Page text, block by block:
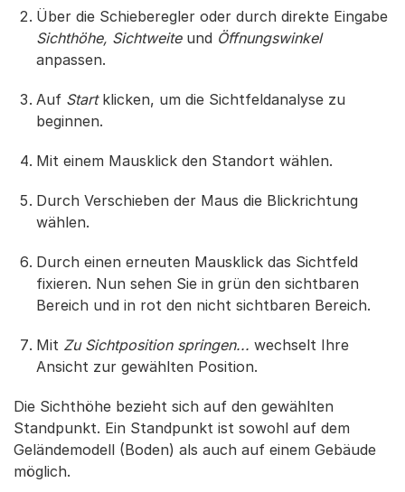
Über die Schieberegler oder durch direkte Eingabe
Sichthöhe, Sichtweiteund Öffnungswinkel
anpassen.
Auf Start klicken, um die Sichtfeldanalyse zu
beginnen.
Mit einem Mausklick den Standort wählen.
Durch Verschieben der Maus die Blickrichtung
wählen.
Durch einen erneuten Mausklick das Sichtfeld
fixieren. Nun sehen Sie in grün den sichtbaren
Bereich und in rot den nicht sichtbaren Bereich.
Mit Zu Sichtposition springen... wechselt Ihre
Ansicht zur gewählten Position.
Die Sichthöhe bezieht sich auf den gewählten
Standpunkt. Ein Standpunkt ist sowohl auf dem
Geländemodell (Boden) als auch auf einem Gebäude
möglich.